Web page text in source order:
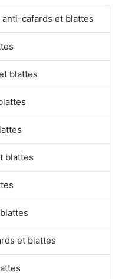
cafards et blattes
blattes
blattes
et blattes